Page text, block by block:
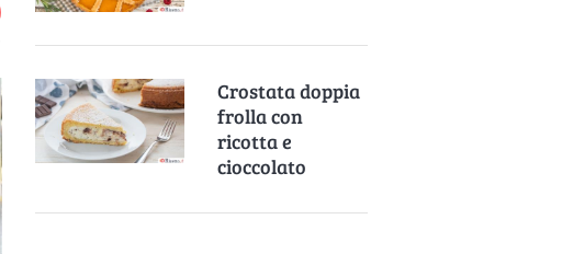
Crostata doppia
frolla con
ricotta e
cioccolato